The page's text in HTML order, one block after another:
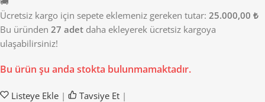
Ücretsiz kargo için sepete eklemeniz gereken tutar: 25.000,00 ₺
Bu üründen 27 adet daha ekleyerek ücretsiz kargoya
ulaşabilirsiniz!
Bu ürün şu anda stokta bulunmamaktadır.
Listeye Ekle | Tavsiye Et |